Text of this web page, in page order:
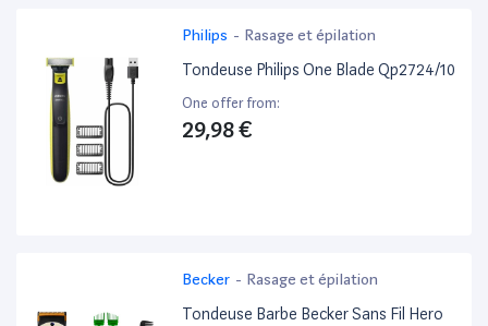
Philips - Rasage et épilation
Tondeuse Philips One Blade Qp2724/10
One offer from:
29,98 €
Becker - Rasage et épilation
Tondeuse Barbe Becker Sans Fil Hero